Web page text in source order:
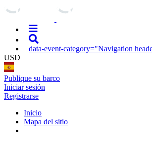
data-event-category="Navigation
USD
Publique su barco
Iniciar sesión
Registrarse
Inicio
Mapa del sitio